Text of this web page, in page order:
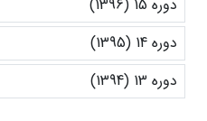
دوره 15 (1396)
دوره 14 (1395)
دوره 13 (1394)